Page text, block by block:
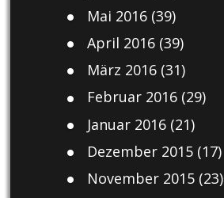
Mai 2016(39)
April 2016(39)
März 2016(31)
Februar 2016(29)
Januar 2016(21)
Dezember 2015(17)
November 2015(23)